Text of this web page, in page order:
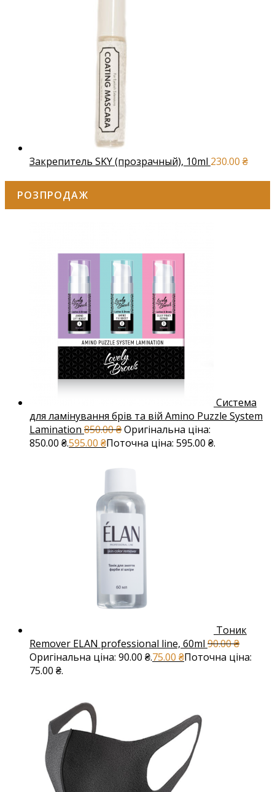
Закрепитель SKY (прозрачный), 10ml 230.00 ₴
РОЗПРОДАЖ
Система
для ламінування брів та вій Amino Puzzle System
Lamination 850.00₴Оригінальна ціна:
850.00 ₴.595.00 ₴Поточна ціна: 595.00 ₴.
Тоник
Remover ELAN professional line, 60ml 90.00₴
Оригінальна ціна: 90.00 ₴.75.00 ₴Поточна ціна:
75.00 ₴.